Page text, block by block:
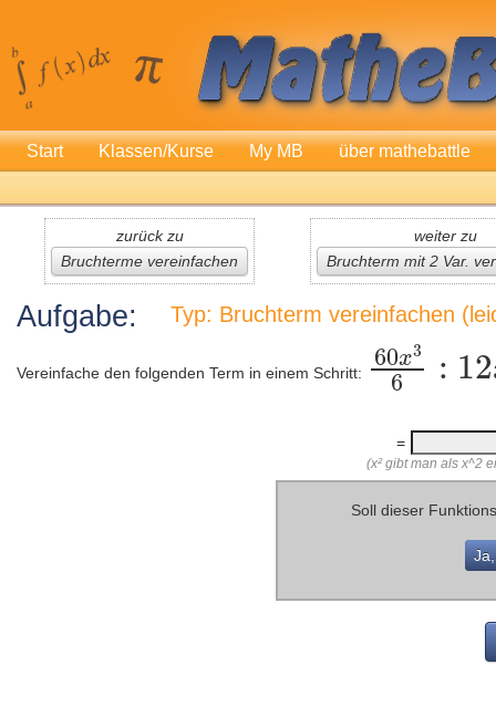
Start Klassen/Kurse My MB über mathebattle
zurück zu
Bruchterme vereinfachen
weiter zu
Bruchterm mit 2 Var.
Aufgabe: Typ: Bruchterm vereinfachen
Vereinfache den folgenden Term in einem Schritt:
=
(x² gibt man als x^2
Soll dieser